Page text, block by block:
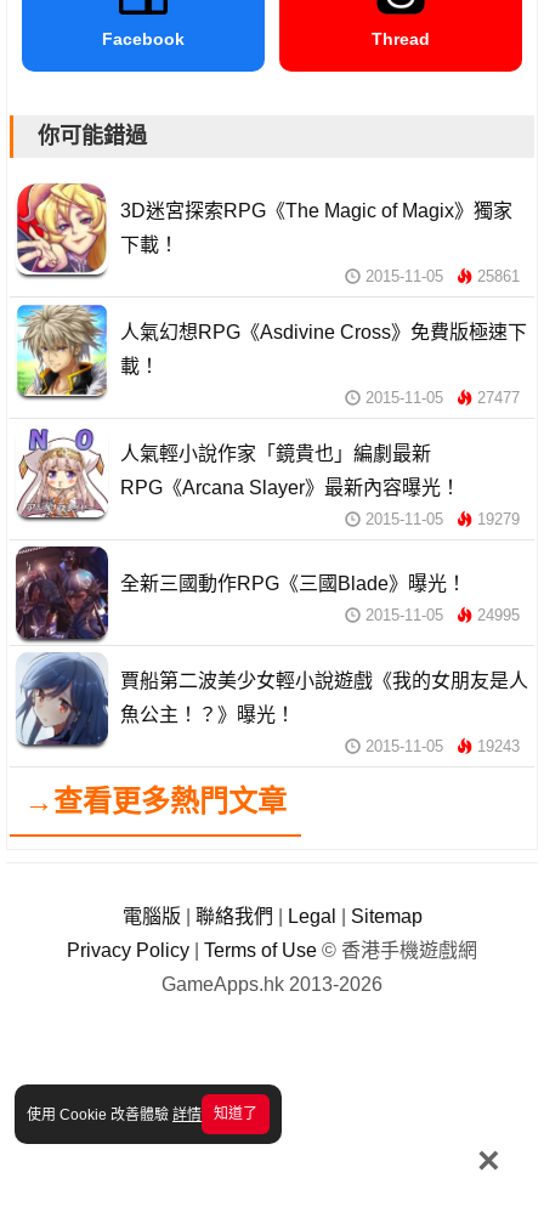
使用 Cookie 改善體驗 詳情 知道了
×
Facebook Thread
你可能錯過
3D迷宮探索RPG《The Magic of Magix》獨家
下載！
2015-11-05 25861
人氣幻想RPG《Asdivine Cross》免費版極速下
載！
2015-11-05 27477
人氣輕小說作家「鏡貴也」編劇最新
RPG《Arcana Slayer》最新內容曝光！
2015-11-05 19279
全新三國動作RPG《三國Blade》曝光！
2015-11-05 24995
賈船第二波美少女輕小說遊戲《我的女朋友是人
魚公主！？》曝光！
2015-11-05 19243
→查看更多熱門文章
電腦版 聯絡我們 Legal
Sitemap
Privacy Policy
Terms of Use © 香港手機遊戲網
GameApps.hk 2013-2026